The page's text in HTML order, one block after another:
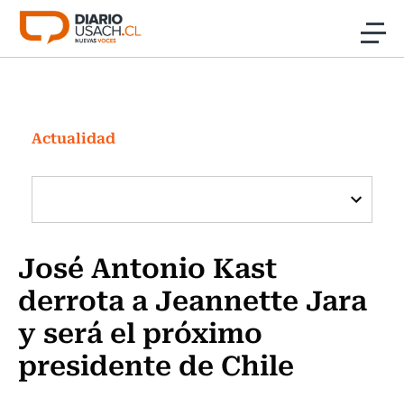
Click acá para ir directamente al contenido
Investigación
Cultura
Programas Radio y TV Usach
Actualidad
José Antonio Kast
derrota a Jeannette Jara
y será el próximo
presidente de Chile